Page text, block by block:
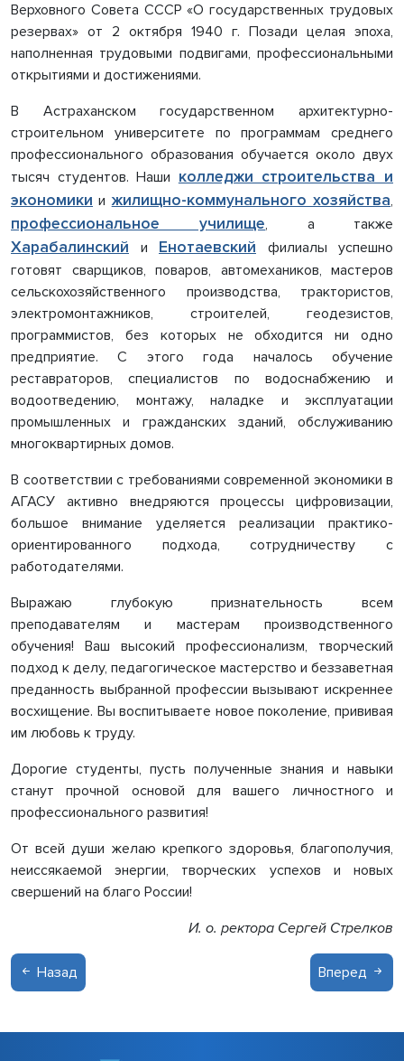
Верховного Совета СССР «О государственных трудовых
резервах» от 2 октября 1940 г. Позади целая эпоха,
наполненная трудовыми подвигами, профессиональными
открытиями и достижениями.
В Астраханском государственном архитектурно-
строительном университете по программам среднего
профессионального образования обучается около двух
тысяч студентов. Наши колледжи строительства и
экономики и жилищно-коммунального хозяйства,
профессиональное училище, а также
Харабалинский и Енотаевский филиалы успешно
готовят сварщиков, поваров, автомехаников, мастеров
сельскохозяйственного производства, трактористов,
электромонтажников, строителей, геодезистов,
программистов, без которых не обходится ни одно
предприятие. С этого года началось обучение
реставраторов, специалистов по водоснабжению и
водоотведению, монтажу, наладке и эксплуатации
промышленных и гражданских зданий, обслуживанию
многоквартирных домов.
В соответствии с требованиями современной экономики в
АГАСУ активно внедряются процессы цифровизации,
большое внимание уделяется реализации практико-
ориентированного подхода, сотрудничеству с
работодателями.
Выражаю глубокую признательность всем
преподавателям и мастерам производственного
обучения! Ваш высокий профессионализм, творческий
подход к делу, педагогическое мастерство и беззаветная
преданность выбранной профессии вызывают искреннее
восхищение. Вы воспитываете новое поколение, прививая
им любовь к труду.
Дорогие студенты, пусть полученные знания и навыки
станут прочной основой для вашего личностного и
профессионального развития!
От всей души желаю крепкого здоровья, благополучия,
неиссякаемой энергии, творческих успехов и новых
свершений на благо России!
И. о. ректора Сергей Стрелков
Назад Вперед